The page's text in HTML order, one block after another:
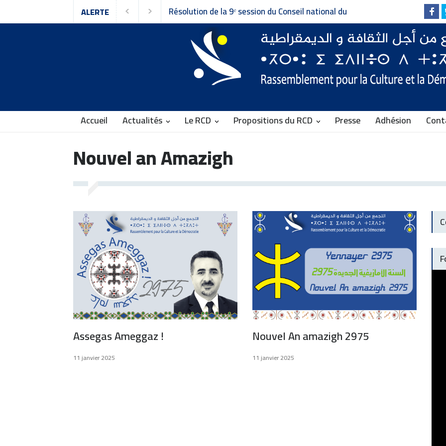
ALERTE Résolution de la 9ᵉ session du Conseil national du
Rassemblement pour la Culture et la Démocratie
Accueil Actualités Le RCD Propositions du RCD Presse Adhésion
Nouvel an Amazigh
Assegas Ameggaz !
11 janvier 2025
Nouvel An amazigh 2975
11 janvier 2025